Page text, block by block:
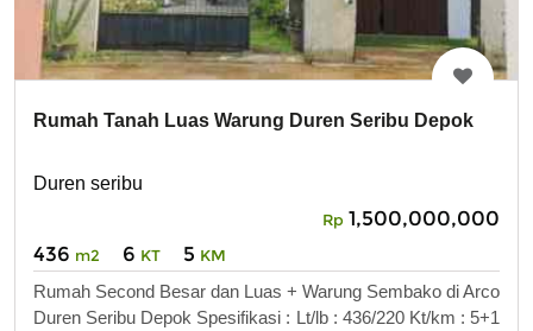
Rumah Tanah Luas Warung Duren Seribu Depok
Duren seribu
Rp 1,500,000,000
436 m2 6 KT 5 KM
Rumah Second Besar dan Luas + Warung Sembako di Arco
Duren Seribu Depok Spesifikasi : Lt/lb : 436/220 Kt/km : 5+1